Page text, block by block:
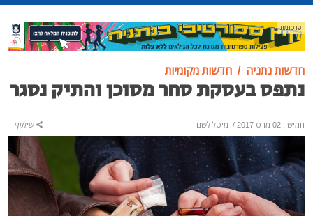
פרסומת
חדשות נתניה חדשות מקומיות
נתפס בעסקת סחר מסוכן והתיק נסגר
חמישי, 02 מרס 2017 / מיטל לשם שיתוף